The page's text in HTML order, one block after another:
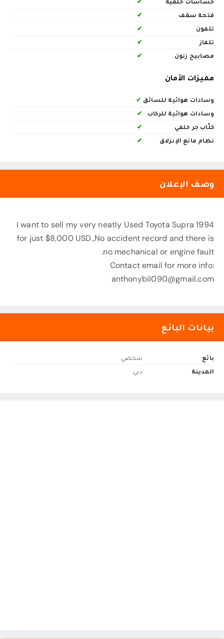
فتحة سقف
✔
تلفون
✔
تلفاز
✔
مصابيح زنون
✔
مميزات الأمان
وسادات هوائية للسائق ✔
وسادات هوائية للركاب
✔
كلّاب جر خلفي
✔
نظام مانع الإنزلاق
✔
وصف الإعلان
I want to sell my very neatly Used Toyota Supra 1994
for just $8,000 USD.,No accident record and there is
no mechanical or engine fault.
Contact email for more info:
anthonybil090@gmail.com
بيانات البائع
بائع
شخصي
المدينة
دبي